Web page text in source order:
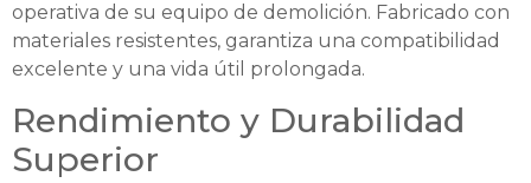
operativa de su equipo de demolición. Fabricado con
materiales resistentes, garantiza una compatibilidad
excelente y una vida útil prolongada.
Rendimiento y Durabilidad
Superior